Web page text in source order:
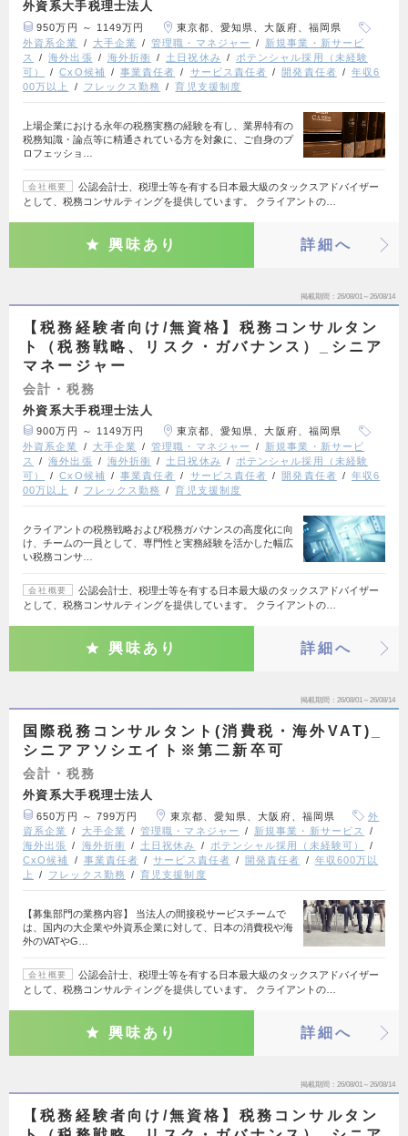
外資系大手税理士法人
950万円 ～ 1149万円
東京都、愛知県、大阪府、福岡県
外資系企業
大手企業 管理職・マネジャー
新規事業・新サービ
ス
海外出張 海外折衝 土日祝休み
ポテンシャル採用（未経験
可）
CxO候補 事業責任者 サービス責任者 開発責任者
年収6
00万以上
フレックス勤務 育児支援制度
上場企業における永年の税務実務の経験を有し、業界特有の
税務知識・論点等に精通されている方を対象に、ご自身のプ
ロフェッショ…
会社概要
公認会計士、税理士等を有する日本最大級のタックスアドバイザー
として、税務コンサルティングを提供しています。 クライアントの…
興味あり 詳細へ
掲載期間 26/08/01～26/08/14
【税務経験者向け/無資格】税務コンサルタン
ト（税務戦略、リスク・ガバナンス）_シニア
マネージャー
会計・税務
外資系大手税理士法人
900万円 ～ 1149万円
東京都、愛知県、大阪府、福岡県
外資系企業
大手企業 管理職・マネジャー
新規事業・新サービ
ス
海外出張 海外折衝 土日祝休み
ポテンシャル採用（未経験
可）
CxO候補 事業責任者 サービス責任者 開発責任者
年収6
00万以上
フレックス勤務 育児支援制度
クライアントの税務戦略および税務ガバナンスの高度化に向
け、チームの一員として、専門性と実務経験を活かした幅広
い税務コンサ…
会社概要
公認会計士、税理士等を有する日本最大級のタックスアドバイザー
として、税務コンサルティングを提供しています。 クライアントの…
興味あり 詳細へ
掲載期間 26/08/01～26/08/14
国際税務コンサルタント(消費税・海外VAT)_
シニアアソシエイト※第二新卒可
会計・税務
外資系大手税理士法人
650万円 ～ 799万円 東京都、愛知県、大阪府、福岡県
外
資系企業
大手企業 管理職・マネジャー
新規事業・新サービス
海外出張
海外折衝 土日祝休み
ポテンシャル採用（未経験可）
CxO候補
事業責任者 サービス責任者 開発責任者
年収600万以
上
フレックス勤務 育児支援制度
【募集部門の業務内容】 当法人の間接税サービスチームで
は、国内の大企業や外資系企業に対して、日本の消費税や海
外のVATやG…
会社概要
公認会計士、税理士等を有する日本最大級のタックスアドバイザー
として、税務コンサルティングを提供しています。 クライアントの…
興味あり 詳細へ
掲載期間 26/08/01～26/08/14
【税務経験者向け/無資格】税務コンサルタン